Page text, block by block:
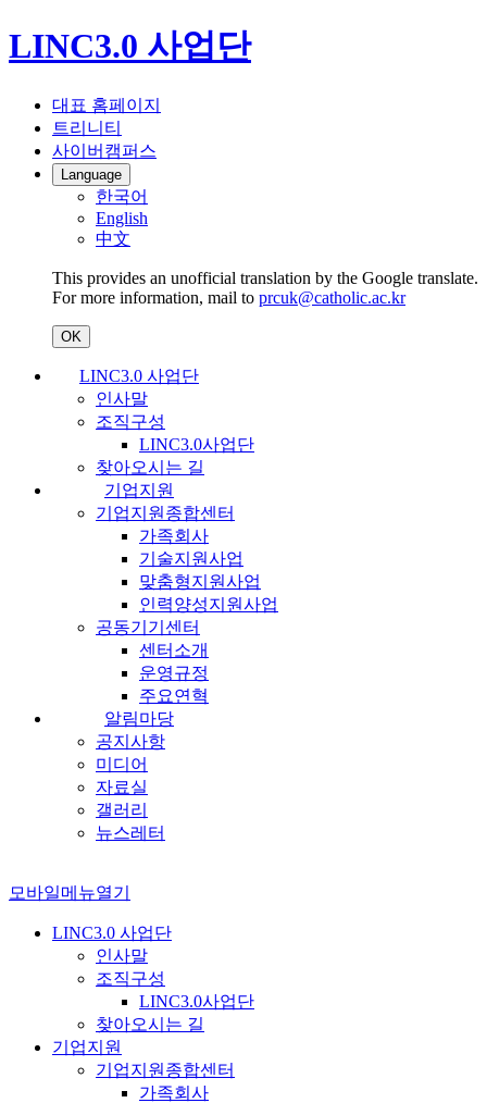
LINC3.0 사업단
대표 홈페이지
트리니티
사이버캠퍼스
Language
한국어
English
中文
This provides an unofficial translation by the Google translate.
For more information, mail to prcuk@catholic.ac.kr
OK
LINC3.0 사업단
인사말
조직구성
LINC3.0사업단
찾아오시는 길
기업지원
기업지원종합센터
가족회사
기술지원사업
맞춤형지원사업
인력양성지원사업
공동기기센터
센터소개
운영규정
주요연혁
알림마당
공지사항
미디어
자료실
갤러리
뉴스레터
모바일메뉴열기
LINC3.0 사업단
인사말
조직구성
LINC3.0사업단
찾아오시는 길
기업지원
기업지원종합센터
가족회사